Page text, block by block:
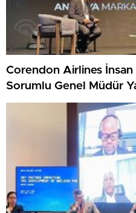
Corendon Airlines İnsan
Sorumlu Genel Müdür
“Z kuşağına yapılan
yapılan yatırımdır”